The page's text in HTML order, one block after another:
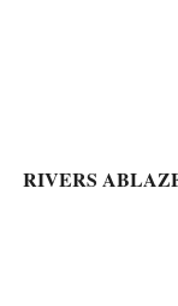
RIVERS ABLAZE